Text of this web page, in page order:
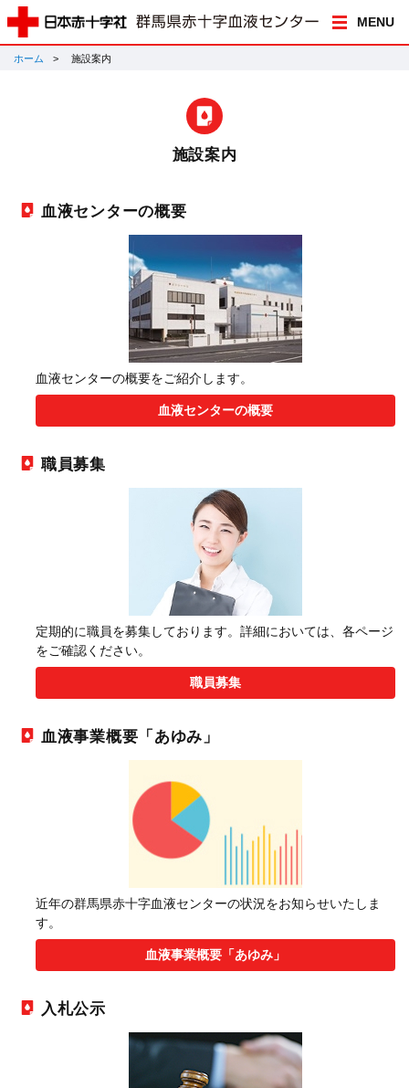
MENU
ホーム 施設案内
施設案内
血液センターの概要
血液センターの概要をご紹介します。
血液センターの概要
職員募集
定期的に職員を募集しております。詳細においては、各ページ
をご確認ください。
職員募集
血液事業概要「あゆみ」
近年の群馬県赤十字血液センターの状況をお知らせいたしま
す。
血液事業概要「あゆみ」
入札公示